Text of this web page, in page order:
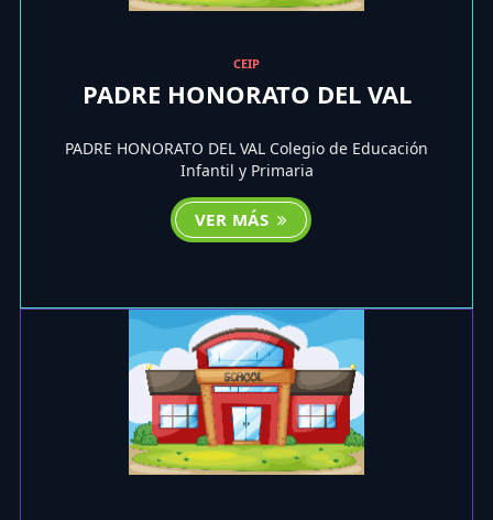
CEIP
PADRE HONORATO DEL VAL
PADRE HONORATO DEL VAL Colegio de Educación
Infantil y Primaria
VER MÁS